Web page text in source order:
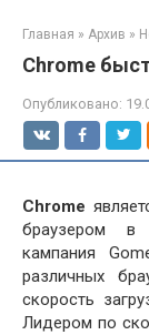
Главная » Архив »
Chrome
Опубликовано:
Chrome
браузером в
кампания
различных
скорость
Лидером по